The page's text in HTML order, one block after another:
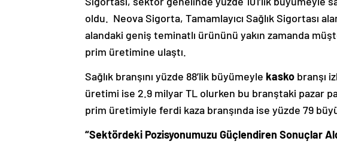
oldu. Neova Sigorta, Tamamlayıcı Sağlık Sigortası
alandaki geniş teminatlı ürününü yakın zamanda
prim üretimine ulaştı.
Sağlık branşını yüzde 88’lik büyümeyle kasko branşı
üretimi ise 2.9 milyar TL olurken bu branştaki pazar
prim üretimiyle ferdi kaza branşında ise yüzde 79
“Sektördeki Pozisyonumuzu Güçlendiren Sonuçlar